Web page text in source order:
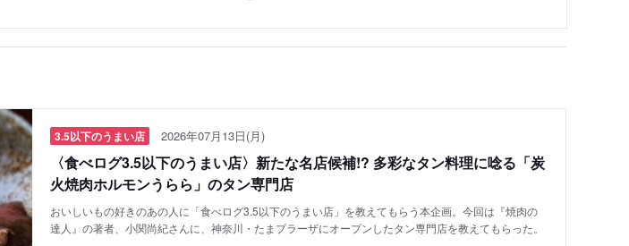
3.5以下のうまい店 2026年07月13日(月)
〈食べログ3.5以下のうまい店〉新たな名店候補!? 多彩なタン料理に唸る「炭
火焼肉ホルモンうらら」のタン専門店
おいしいもの好きのあの人に「食べログ3.5以下のうまい店」を教えてもらう本企画。今回は『焼肉の
達人』の著者、小関尚紀さんに、神奈川・たまプラーザにオープンしたタン専門店を教えてもらった。